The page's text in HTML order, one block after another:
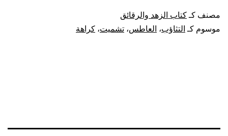
وكراهة
مصنف كـ كتاب الزهد والرقائق
موسوم كـ التثاؤب، العاطس، تشميت، كراهة